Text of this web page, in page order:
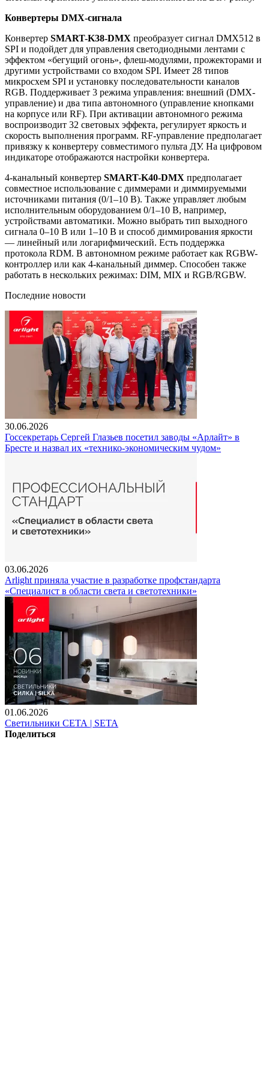
Конвертеры DMX-сигнала
Конвертер SMART-K38-DMX преобразует сигнал DMX512 в
SPI и подойдет для управления светодиодными лентами с
эффектом «бегущий огонь», флеш-модулями, прожекторами и
другими устройствами со входом SPI. Имеет 28 типов
микросхем SPI и установку последовательности каналов
RGB. Поддерживает 3 режима управления: внешний (DMX-
управление) и два типа автономного (управление кнопками
на корпусе или RF). При активации автономного режима
воспроизводит 32 световых эффекта, регулирует яркость и
скорость выполнения программ. RF-управление предполагает
привязку к конвертеру совместимого пульта ДУ. На цифровом
индикаторе отображаются настройки конвертера.
4-канальный конвертер SMART-K40-DMX предполагает
совместное использование с диммерами и диммируемыми
источниками питания (0/1–10 В). Также управляет любым
исполнительным оборудованием 0/1–10 В, например,
устройствами автоматики. Можно выбрать тип выходного
сигнала 0–10 В или 1–10 В и способ диммирования яркости
— линейный или логарифмический. Есть поддержка
протокола RDM. В автономном режиме работает как RGBW-
контроллер или как 4-канальный диммер. Способен также
работать в нескольких режимах: DIM, MIX и RGB/RGBW.
Последние новости
30.06.2026
Госсекретарь Сергей Глазьев посетил заводы «Арлайт» в
Бресте и назвал их «технико-экономическим чудом»
03.06.2026
Arlight приняла участие в разработке профстандарта
«Специалист в области света и светотехники»
01.06.2026
Светильники СЕТА | SETA
Поделиться